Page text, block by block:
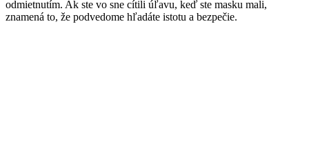
odmietnutím. Ak ste vo sne cítili úľavu, keď ste masku mali,
znamená to, že podvedome hľadáte istotu a bezpečie.